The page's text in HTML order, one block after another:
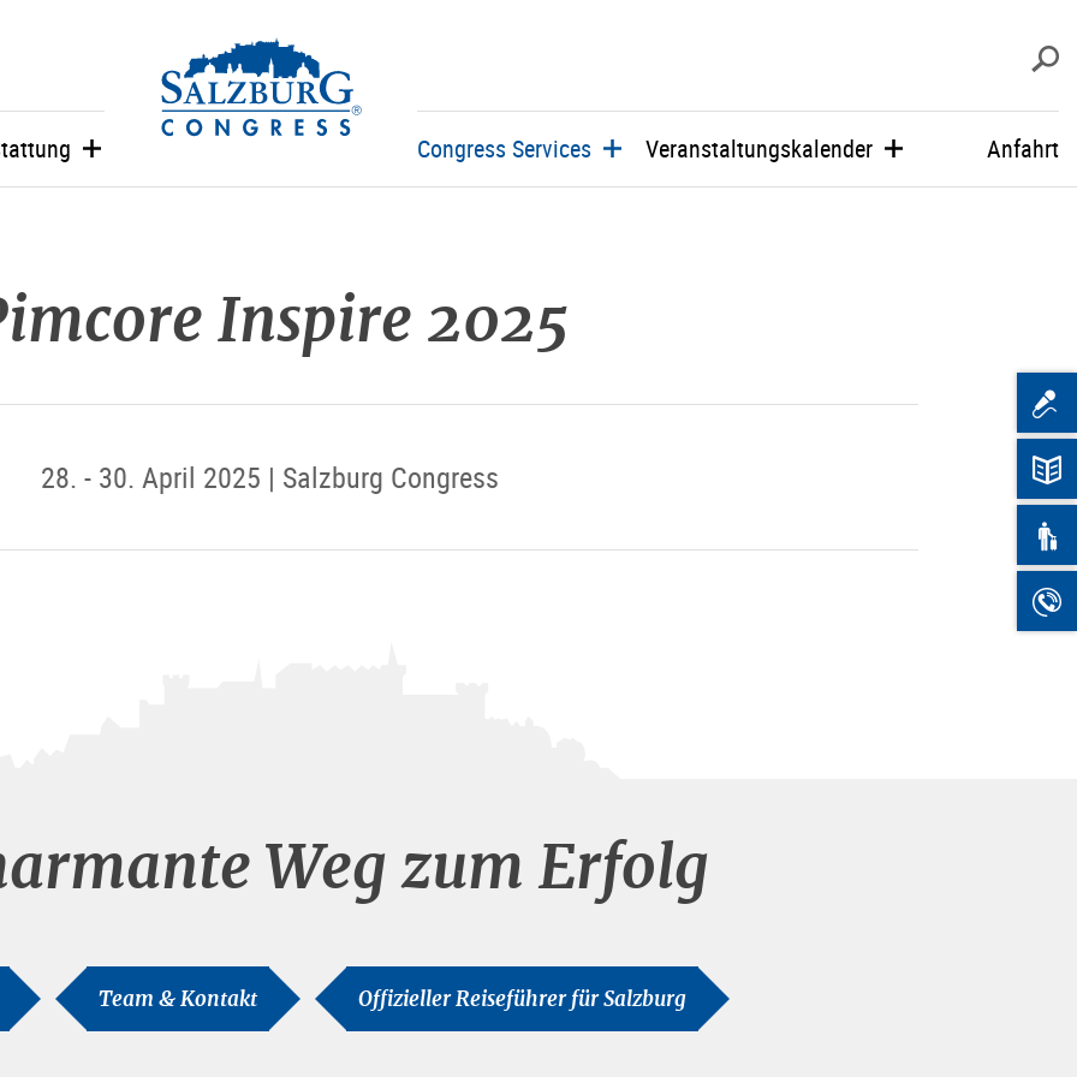
Inhalt
springen
Hauptmenü
springen
den
Kontaktinformationen
Congress Services Veranstaltungskalender Anfahrt
Inspire 2025
28. - 30. April 2025 | Salzburg Congress
Weg zum Erfolg
Team & Kontakt Offizieller Reiseführer für Salzburg